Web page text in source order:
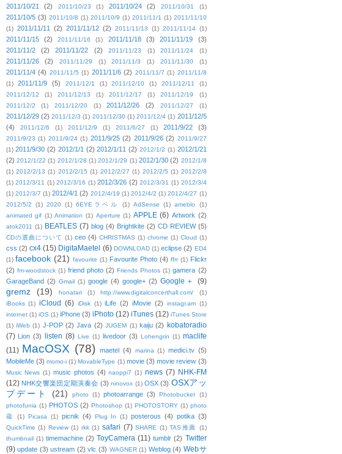
2011/10/21 (2) 2011/10/23 (1) 2011/10/24 (2) 2011/10/31 (1)
2011/10/5 (3) 2011/10/8 (1) 2011/10/9 (1) 2011/11/1 (1) 2011/11/10
(1) 2011/11/11 (2) 2011/11/12 (2) 2011/11/13 (1) 2011/11/14 (1)
2011/11/15 (2) 2011/11/16 (1) 2011/11/18 (3) 2011/11/19
(3)
2011/11/2
(2) 2011/11/22 (2) 2011/11/23 (1) 2011/11/24 (1)
2011/11/26 (2) 2011/11/29 (1) 2011/11/3 (1) 2011/11/30 (1)
2011/11/4 (4) 2011/11/5 (1) 2011/11/6 (2) 2011/11/7 (1) 2011/11/8
(1)
2011/11/9 (5) 2011/12/1 (1) 2011/12/10 (1) 2011/12/11
(1)
2011/12/12
(1) 2011/12/13 (1) 2011/12/17 (1) 2011/12/19
(1)
2011/12/2
(1) 2011/12/20 (1) 2011/12/26 (2) 2011/12/27 (1)
2011/12/29 (2) 2011/12/3 (1) 2011/12/30 (1) 2011/12/4 (1) 2011/12/5
(4)
2011/12/6 (1) 2011/12/9 (1) 2011/6/27 (1) 2011/9/22 (3)
2011/9/23 (1) 2011/9/24 (1) 2011/9/25 (2) 2011/9/26 (2) 2011/9/27
(1) 2011/9/30 (2) 2012/1/1 (2) 2012/1/11 (2) 2012/1/2 (1) 2012/1/21
(2) 2012/1/22 (1) 2012/1/28 (1) 2012/1/29 (1) 2012/1/30 (2) 2012/1/8
(1) 2012/2/13 (1) 2012/2/15 (1) 2012/2/27 (1) 2012/2/5 (1) 2012/2/8
(1) 2012/3/11 (1) 2012/3/16 (1) 2012/3/26 (2) 2012/3/31 (1) 2012/3/4
(1) 2012/3/7 (1) 2012/4/1 (2) 2012/4/19 (1) 2012/4/2 (1) 2012/4/27 (1)
2012/5/2
(1) 2020 (1) 6EYEラベル (1) AdSense (1) ameblo
(1)
animated gif (1) Animation (1) Aperture (1) APPLE (6) Artwork (2)
atok2011 (1) BEATLES (7) blog (4) Brightkite (2) CD REVIEW (5)
CDの選曲について (1) ceo (4) CHRISTMAS (1) chrome (1) Cloud (1)
css (2) cx4 (15) DigitaMaetel (6) DOWNLOAD (1) eclipse (2) ED4
(1) facebook (21) favourite (1) Favourite Photo (4) ffrr (1) Flickr
(2) fm-woodstock (1) friend photo (2) Friends Photos (1) gamera (2)
GarageBand (2) Gmail (1) google (4) google+ (2) Google＋ (9)
gremz (19) honatari (1) http://www.digitalconcerthall.com/
(1)
iBooks (1) iCloud (6) iDisk (1) iLife (2) iMovie (2) instagr.am (1)
internet (1) iOS (1) iPhone (3) iPhoto (12) iTunes (12) iTunes Store
(1) iWeb (1) J-POP (2) Java (2) JUGEM (1) kaiju (2)
kobatoradio
(7) Lion (3) listen (8) Live (1) livedoor (3) Lohengrin (1) maclife
(11) MacOSX (78) maetel (4) marina (1) medici.tv (5)
MobileMe (3) momo-i (1) MovableType (1) movie (3) movie review (3)
Music News (1) music photos (4) naoppi7 (1) news (7) NHK-FM
(12) NHK交響楽団定期演奏会 (3) ninovox (1) OSX (3) OSXアッ
プデート
(21) photo (1) photoarrange (3) Photobucket
(1)
photofunia (1) PHOTOS (2) Photoshop (1) PHOTOSTORY (1) photo
蔵
(1) Picasa (1) picnik (4) Plug In (1) posterous (4) potika (3)
QuickTime (1) Review (1) rkk (1) safari (7) SHARE (1) TAS推薦
(1)
thumbnail (1) timemachine (2) ToyCamera (11) tumblr (2) Twitter
(9) update (3) ustream (2) vlc (3) WAGNER (1) Weblog (4) Webサ